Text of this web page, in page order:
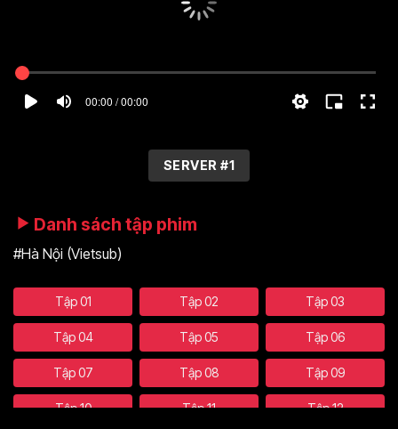
00:00 / 00:00
SERVER #1
Danh sách tập phim
#Hà Nội (Vietsub)
Tập 01 Tập 02 Tập 03
Tập 04 Tập 05 Tập 06
Tập 07 Tập 08 Tập 09
Tập 10 Tập 11 Tập 12